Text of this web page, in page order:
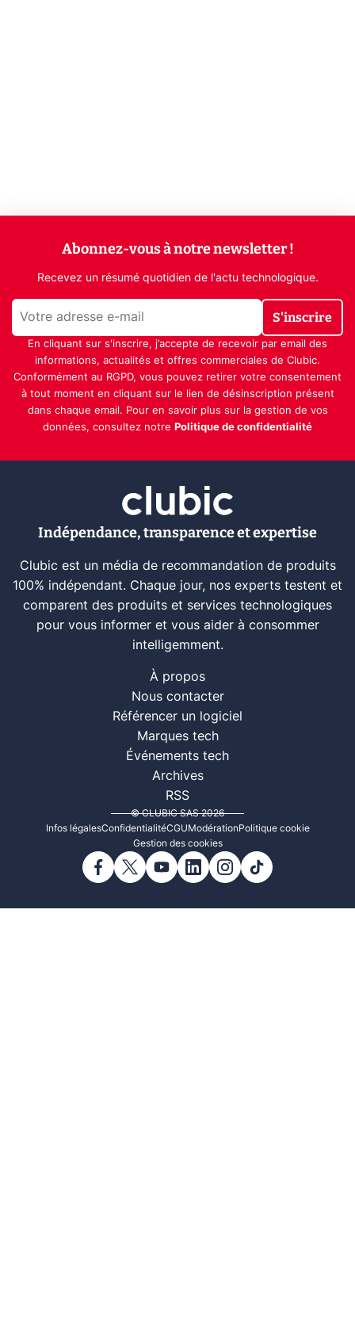
Abonnez-vous à notre newsletter !
Recevez un résumé quotidien de l'actu technologique.
S'inscrire
En cliquant sur s'inscrire, j’accepte de recevoir par email des
informations, actualités et offres commerciales de Clubic.
Conformément au RGPD, vous pouvez retirer votre consentement
à tout moment en cliquant sur le lien de désinscription présent
dans chaque email. Pour en savoir plus sur la gestion de vos
données, consultez notre Politique de confidentialité
Indépendance, transparence et expertise
Clubic est un média de recommandation de produits
100% indépendant. Chaque jour, nos experts testent et
comparent des produits et services technologiques
pour vous informer et vous aider à consommer
intelligemment.
À propos
Nous contacter
Référencer un logiciel
Marques tech
Événements tech
Archives
RSS
© CLUBIC SAS 2026
Infos légalesConfidentialitéCGUModérationPolitique cookie
Gestion des cookies